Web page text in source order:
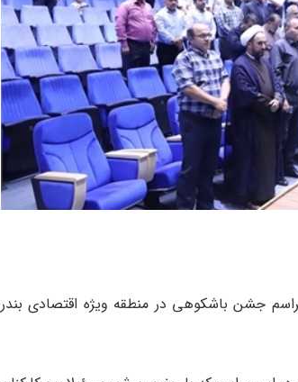
جشن باشکوهی در منطقه ویژه اقتصادی بندر